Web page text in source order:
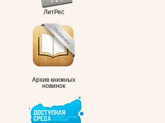
ЛитРес
Архив книжных
новинок